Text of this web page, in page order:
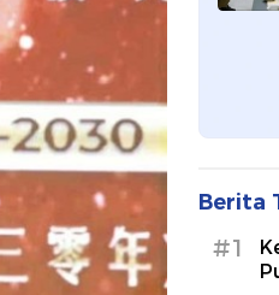
Berita
#1